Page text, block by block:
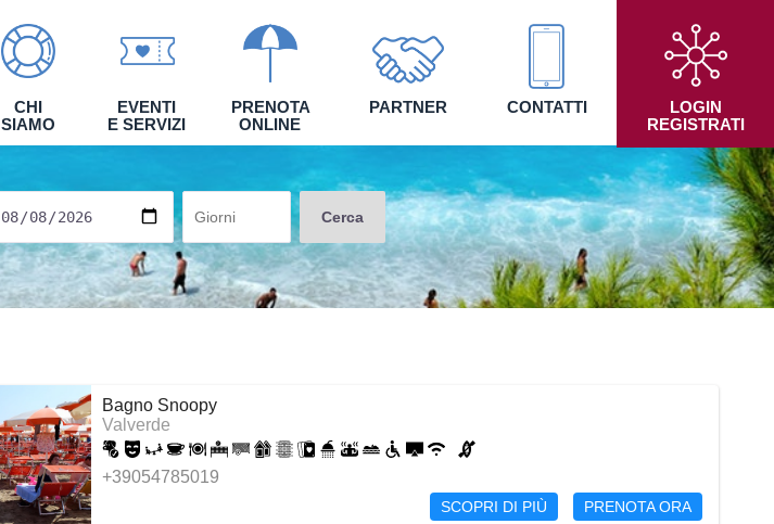
CHI
SIAMO
EVENTI
E SERVIZI
PRENOTA
ONLINE
PARTNER CONTATTI
LOGIN
REGISTRATI
Cerca
Bagno Snoopy
Valverde
+39054785019
SCOPRI DI PIÙ PRENOTA ORA